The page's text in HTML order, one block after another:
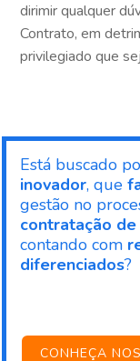
dirimir qualquer
Contrato, em
privilegiado que
Está buscado
inovador, que
gestão no
contratação
contando com
diferenciados?
CONHEÇA